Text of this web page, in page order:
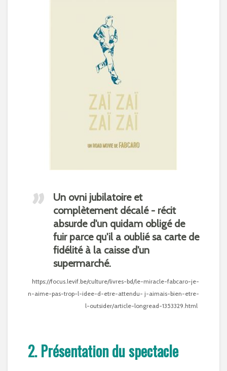
Un ovni jubilatoire et
complètement décalé - récit
absurde d'un quidam obligé de
fuir parce qu'il a oublié sa carte de
fidélité à la caisse d'un
supermarché.
https://focus.levif.be/culture/livres-bd/le-miracle-fabcaro-je-
n-aime-pas-trop-l-idee-d-etre-attendu- j-aimais-bien-etre-
l-outsider/article-longread-1353329.html
2. Présentation du spectacle